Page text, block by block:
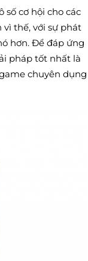
số cơ hội cho các
thế, với sự phát
hơn. Để đáp ứng
pháp tốt nhất là
chuyên dụng